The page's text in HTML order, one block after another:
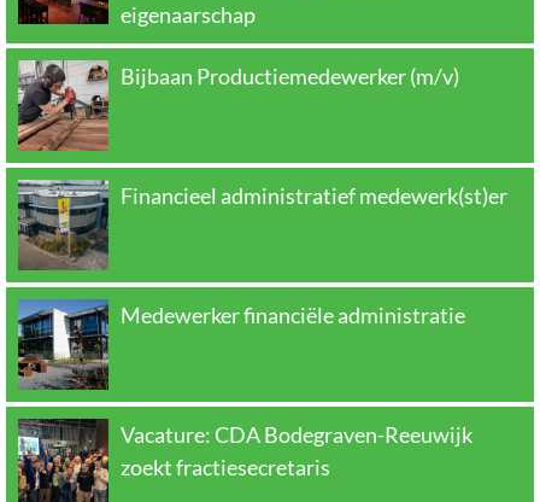
eigenaarschap
Bijbaan Productiemedewerker (m/v)
Financieel administratief medewerk(st)er
Medewerker financiële administratie
Vacature: CDA Bodegraven-Reeuwijk
zoekt fractiesecretaris